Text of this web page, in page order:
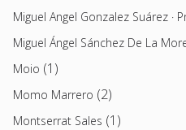
Miguel Angel Gonzalez Suárez ·
Miguel Ángel Sánchez De La
Moio (1)
Momo Marrero (2)
Montserrat Sales (1)